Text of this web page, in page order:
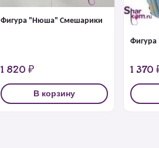
Фигура "Нюша" Смешарики
1 820 ₽
В корзину
1 370